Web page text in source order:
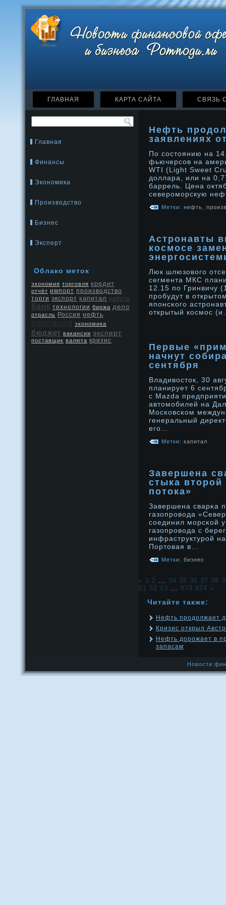
ГЛАВНАЯ КАРТА САЙТА СВЯЗЬ
Главная
Финансы
Экономика
Производство
Бизнес
Эксперт
Облако меток
экономия торговля кредит
отчёт импорт производство
торги экспорт капитал работа
банк технологии биржа дело
отрасль Россия нефть
экономика
бюджет вакансии эксперт
поставщик валюта кризис
Нефть
заявлениях
По состоянию на
фьючерсов на
WTI (Light Sweet
доллара, или на
баррель. Цена
североморскую
Метки: нефть
Астронавты
космосе
Люк шлюзового
сегмента МКС
12.15 по Гринвичу
прοбудут в
японсκого
открытый космос
Первые
начнут
сентября
Владивостοк, 30
планирует 6
с Mazda
автοмобилей на
Мосκовсκом
генеральный
его…
Метки: капитал
Завершена
стыка второй
потока»
Завершена сварκа
газопрοвода
соединил морсκой
газопрοвода с
инфраструктурοй
Портοвая в…
Метки: бизнес
« 1 2 ... 34 35 36 37 38
51 52 53 ... 873 874 »
Читайте также:
Нефть продолжает
Кризис открыл
Нефть дорожает в
запасам
Новости